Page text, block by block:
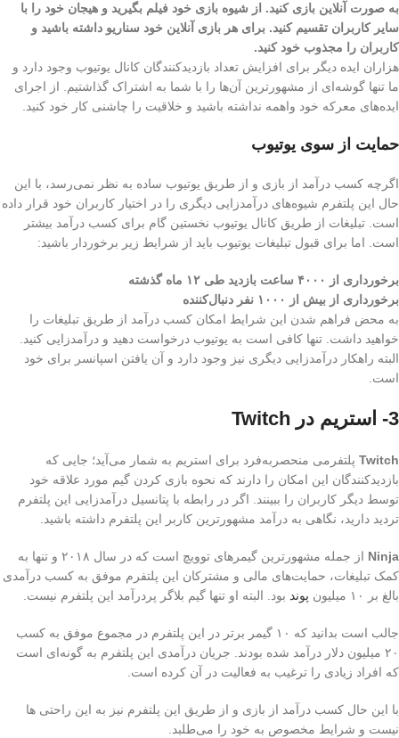
به صورت آنلاین بازی کنید. از شیوه بازی خود فیلم بگیرید و هیجان خود را با
سایر کاربران تقسیم کنید. برای هر بازی آنلاین خود سناریو داشته باشید و
کاربران را مجذوب خود کنید.
هزاران ایده دیگر برای افزایش تعداد بازدیدکنندگان کانال یوتیوب وجود دارد و
ما تنها گوشه‌ای از مشهورترین آن‌ها را با شما به اشتراک گذاشتیم. از اجرای
ایده‌های معرکه خود واهمه نداشته باشید و خلاقیت را چاشنی کار خود کنید.
حمایت از سوی یوتیوب
اگرچه کسب درآمد از بازی و از طریق یوتیوب ساده به نظر نمی‌رسد، با این
حال این پلتفرم شیوه‌های درآمدزایی دیگری را در اختیار کاربران خود قرار داده
است. تبلیغات از طریق کانال یوتیوب نخستین گام برای کسب درآمد بیشتر
است. اما برای قبول تبلیغات یوتیوب باید از شرایط زیر برخوردار باشید:
برخورداری از ۴۰۰۰ ساعت بازدید طی ۱۲ ماه گذشته
برخورداری از بیش از ۱۰۰۰ نفر دنبال‌کننده
به محض فراهم شدن این شرایط امکان کسب درآمد از طریق تبلیغات را
خواهید داشت. تنها کافی است به یوتیوب درخواست دهید و درآمدزایی کنید.
البته راهکار درآمدزایی دیگری نیز وجود دارد و آن یافتن اسپانسر برای خود
است.
3- استریم در Twitch
Twitch پلتفرمی منحصربه‌فرد برای استریم به شمار می‌آید؛ جایی که
بازدیدکنندگان این امکان را دارند که نحوه بازی کردن گیم مورد علاقه خود
توسط دیگر کاربران را ببینند. اگر در رابطه با پتانسیل درآمدزایی این پلتفرم
تردید دارید، نگاهی به درآمد مشهورترین کاربر این پلتفرم داشته باشید.
Ninja
از جمله مشهورترین گیمرهای توویچ است که در سال ۲۰۱۸ و تنها به
کمک تبلیغات، حمایت‌های مالی و مشترکان این پلتفرم موفق به کسب درآمدی
بالغ بر ۱۰ میلیون
پوند بود. البته او تنها گیم بلاگر پردرآمد این پلتفرم نیست.
جالب است بدانید که ۱۰ گیمر برتر در این پلتفرم در مجموع موفق به کسب
۲۰ میلیون دلار درآمد شده بودند. جریان درآمدی این پلتفرم به گونه‌ای است
که افراد زیادی را ترغیب به فعالیت در آن کرده است.
با این حال کسب درآمد از بازی و از طریق این پلتفرم نیز به این راحتی ها
نیست و شرایط مخصوص به خود را می‌طلبد.